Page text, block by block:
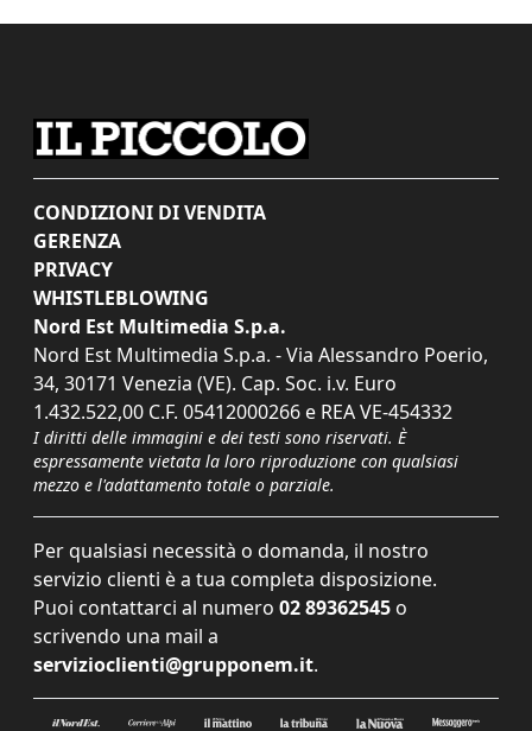
CONDIZIONI DI VENDITA
GERENZA
PRIVACY
WHISTLEBLOWING
Nord Est Multimedia S.p.a.
Nord Est Multimedia S.p.a. - Via Alessandro Poerio,
34, 30171 Venezia (VE). Cap. Soc. i.v. Euro
1.432.522,00 C.F. 05412000266 e REA VE-454332
I diritti delle immagini e dei testi sono riservati. È
espressamente vietata la loro riproduzione con qualsiasi
mezzo e l'adattamento totale o parziale.
Per qualsiasi necessità o domanda, il nostro
servizio clienti è a tua completa disposizione.
Puoi contattarci al numero 02 89362545 o
scrivendo una mail a
servizioclienti@grupponem.it.